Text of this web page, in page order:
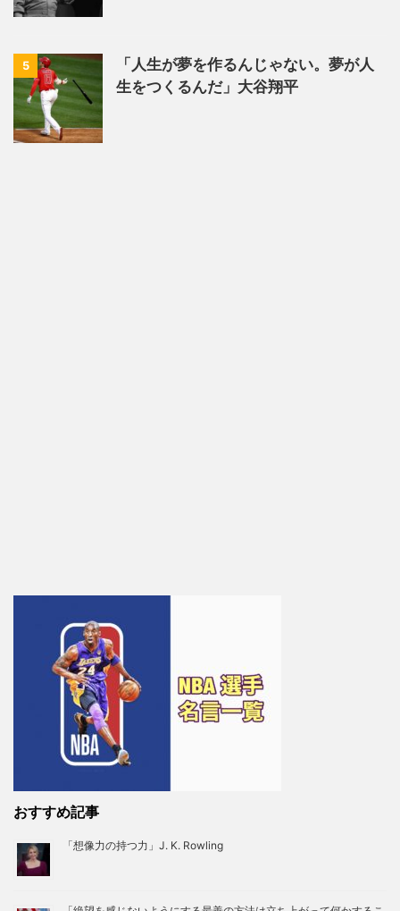
5
「人生が夢を作るんじゃない。夢が人
生をつくるんだ」大谷翔平
おすすめ記事
「想像力の持つ力」J. K. Rowling